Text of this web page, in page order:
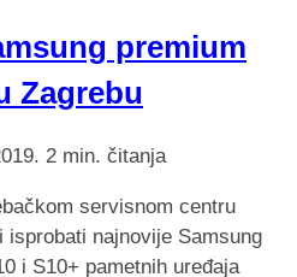
premium
Zagrebu
2 min. čitanja